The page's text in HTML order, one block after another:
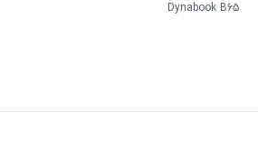
Dynabook B65